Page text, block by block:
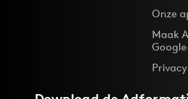
Onze
Maak